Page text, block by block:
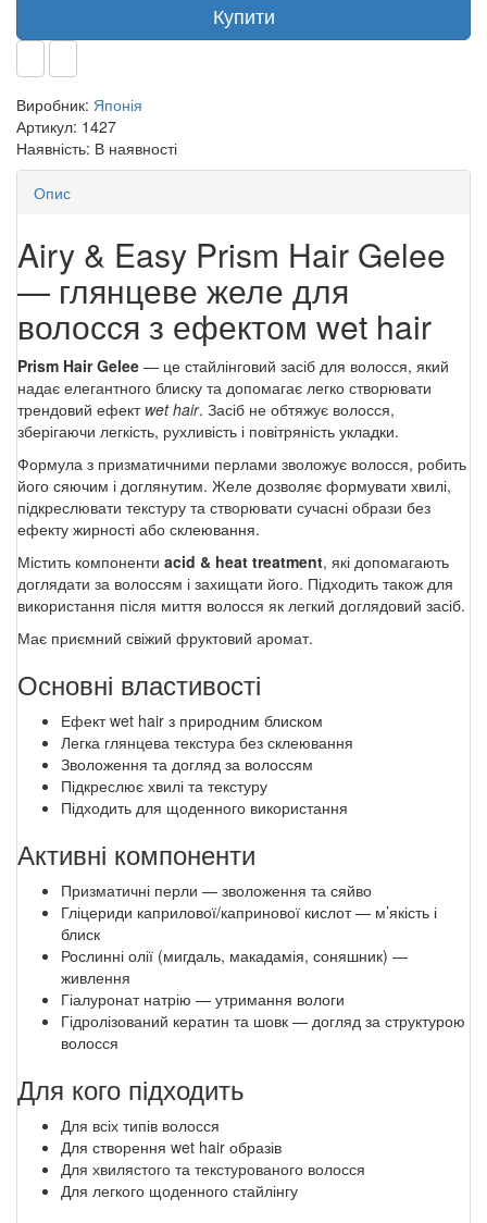
Купити
Виробник: Японія
Артикул: 1427
Наявність: В наявності
Опис
Airy & Easy Prism Hair Gelee
— глянцеве желе для
волосся з ефектом wet hair
Prism Hair Gelee — це стайлінговий засіб для волосся, який
надає елегантного блиску та допомагає легко створювати
трендовий ефект wet hair. Засіб не обтяжує волосся,
зберігаючи легкість, рухливість і повітряність укладки.
Формула з призматичними перлами зволожує волосся, робить
його сяючим і доглянутим. Желе дозволяє формувати хвилі,
підкреслювати текстуру та створювати сучасні образи без
ефекту жирності або склеювання.
Містить компоненти acid & heat treatment, які допомагають
доглядати за волоссям і захищати його. Підходить також для
використання після миття волосся як легкий доглядовий засіб.
Має приємний свіжий фруктовий аромат.
Основні властивості
Ефект wet hair з природним блиском
Легка глянцева текстура без склеювання
Зволоження та догляд за волоссям
Підкреслює хвилі та текстуру
Підходить для щоденного використання
Активні компоненти
Призматичні перли — зволоження та сяйво
Гліцериди каприлової/капринової кислот — м’якість і
блиск
Рослинні олії (мигдаль, макадамія, соняшник) —
живлення
Гіалуронат натрію — утримання вологи
Гідролізований кератин та шовк — догляд за структурою
волосся
Для кого підходить
Для всіх типів волосся
Для створення wet hair образів
Для хвилястого та текстурованого волосся
Для легкого щоденного стайлінгу